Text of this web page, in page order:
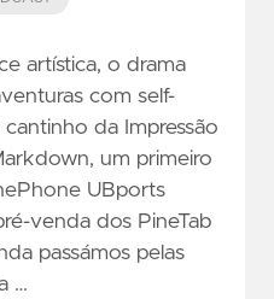
artística, o drama
com self-
da Impressão
um primeiro
UBports
venda dos PineTab
passámos pelas
…